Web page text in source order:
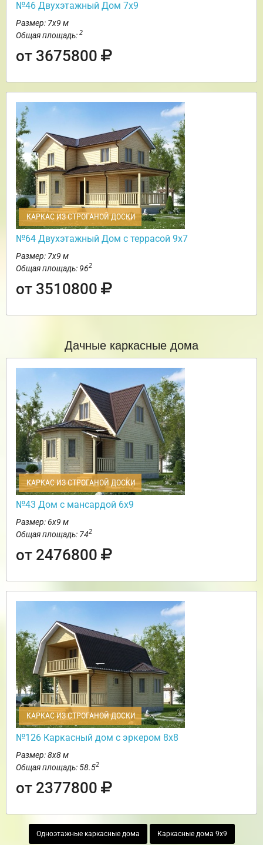
№46 Двухэтажный Дом 7х9
Размер: 7х9 м
Общая площадь: 2
от 3675800
КАРКАС ИЗ СТРОГАНОЙ ДОСКИ
№64 Двухэтажный Дом с террасой 9х7
Размер: 7х9 м
Общая площадь: 962
от 3510800
Дачные каркасные дома
КАРКАС ИЗ СТРОГАНОЙ ДОСКИ
№43 Дом с мансардой 6х9
Размер: 6х9 м
Общая площадь: 742
от 2476800
КАРКАС ИЗ СТРОГАНОЙ ДОСКИ
№126 Каркасный дом с эркером 8х8
Размер: 8х8 м
Общая площадь: 58.52
от 2377800
Одноэтажные каркасные дома Каркасные дома 9х9